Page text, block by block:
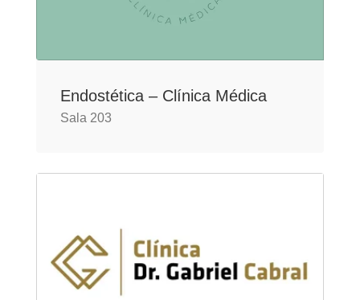
Endostética – Clínica Médica
Sala 203